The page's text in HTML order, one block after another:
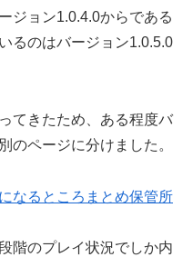
ジョン1.0.4.0からである
るのはバージョン1.0.5.0
てきたため、ある程度バ
のページに分けました。
なるところまとめ保管所
階のプレイ状況でしか内